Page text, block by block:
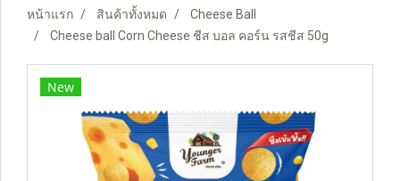
หน้าแรก สินค้าทั้งหมด
Cheese Ball
Cheese ball Corn Cheese ชีส บอล คอร์น รสชีส 50g
New